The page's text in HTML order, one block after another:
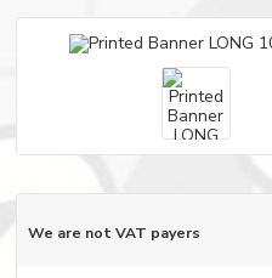
We are not VAT payers